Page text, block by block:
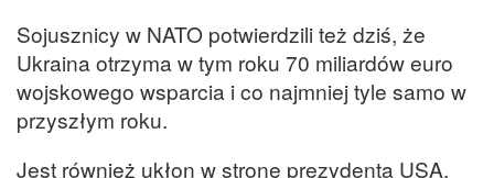
Sojusznicy w NATO potwierdzili też dziś, że
Ukraina otrzyma w tym roku 70 miliardów euro
wojskowego wsparcia i co najmniej tyle samo w
przyszłym roku.
Jest również ukłon w stronę prezydenta USA,